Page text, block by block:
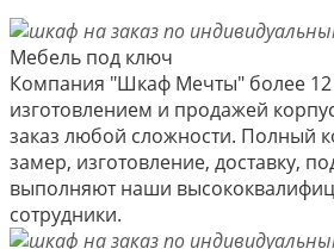
Мебель под ключ
Компания "Шкаф Мечты" более 12
изготовлением и продажей
заказ любой сложности. Полный
замер, изготовление, доставку,
выполняют наши
сотрудники.